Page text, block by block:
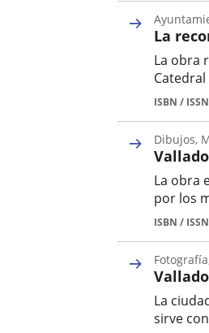
La
La obra
Autor
ISBN / ISSN
La obra
por los
Autor
Dibujos,
ISBN / ISSN
La
sirve